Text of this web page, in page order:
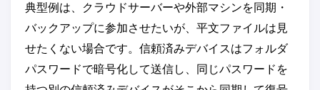
典型例は、クラウドサーバーや外部マシンを同期・
バックアップに参加させたいが、平文ファイルは見
せたくない場合です。信頼済みデバイスはフォルダ
パスワードで暗号化して送信し、同じパスワードを